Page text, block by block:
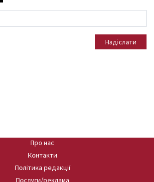
Надіслати
Про нас
Контакти
Політика редакції
Послуги/реклама